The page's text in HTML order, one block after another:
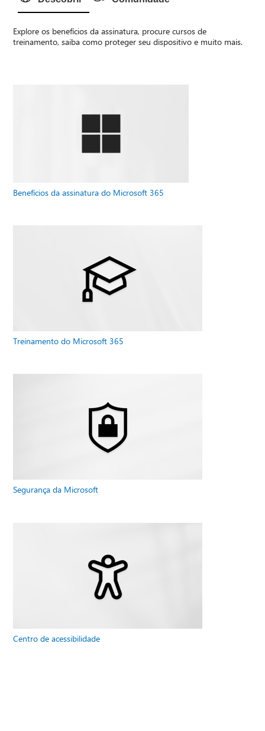
Explore os benefícios da assinatura, procure cursos de
treinamento, saiba como proteger seu dispositivo e muito mais.
Benefícios da assinatura do Microsoft 365
Treinamento do Microsoft 365
Segurança da Microsoft
Centro de acessibilidade